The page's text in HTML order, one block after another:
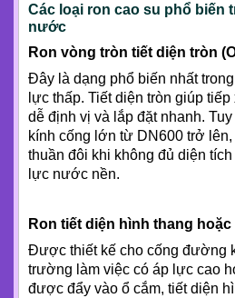
Các loại ron cao su phổ biến
nước
Ron vòng tròn tiết diện tròn
Đây là dạng phổ biến nhất
lực thấp. Tiết diện tròn giúp
dễ định vị và lắp đặt nhanh.
kính cống lớn từ DN600 trở
thuần đôi khi không đủ diện
lực nước nền.
Ron tiết diện hình thang
Được thiết kế cho cống đường
trường làm việc có áp lực cao
được đẩy vào ổ cắm, tiết diện